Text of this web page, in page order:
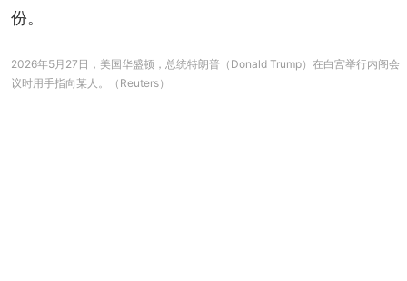
份。
2026年5月27日，美国华盛顿，总统特朗普（Donald Trump）在白宫举行内阁会
议时用手指向某人。（Reuters）